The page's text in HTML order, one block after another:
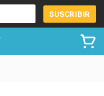
SUSCRIBIR